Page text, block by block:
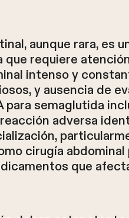
aunque rara, es
requiere
intenso y
y ausencia de
semaglutida
adversa
cirugía abdominal
que